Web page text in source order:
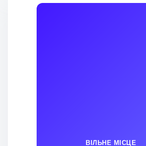
ВІЛЬНЕ МІСЦЕ